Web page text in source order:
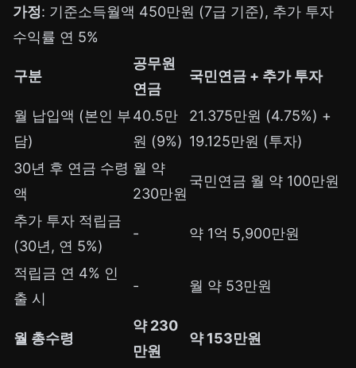
가정: 기준소득월액 450만원 (7급 기준), 추가 투자
수익률 연 5%
구분
공무원
연금
국민연금 + 추가 투자
월 납입액 (본인 부
담)
40.5만
원 (9%)
21.375만원 (4.75%) +
19.125만원 (투자)
30년 후 연금 수령
액
월 약
230만원
국민연금 월 약 100만원
추가 투자 적립금
(30년, 연 5%)
- 약 1억 5,900만원
적립금 연 4% 인
출 시
- 월 약 53만원
월 총수령
약 230
만원
약 153만원